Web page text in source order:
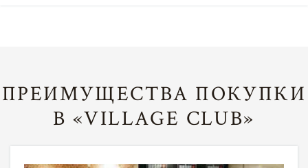
ПРЕИМУЩЕСТВА ПОКУПКИ
В «VILLAGE CLUB»